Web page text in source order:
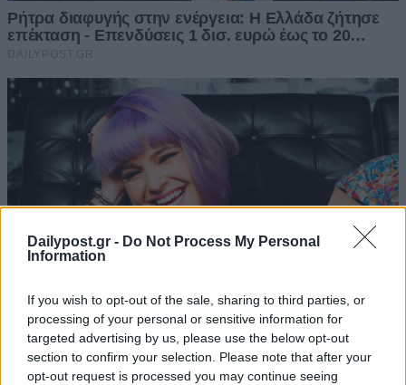
Dailypost.gr - Do Not Process My Personal
Information
If you wish to opt-out of the sale, sharing to third parties, or
processing of your personal or sensitive information for
targeted advertising by us, please use the below opt-out
section to confirm your selection. Please note that after your
opt-out request is processed you may continue seeing